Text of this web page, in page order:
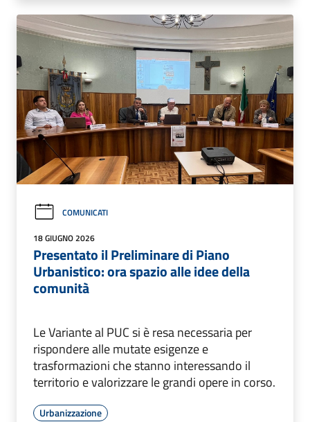
COMUNICATI
18 GIUGNO 2026
Presentato il Preliminare di Piano
Urbanistico: ora spazio alle idee della
comunità
Le Variante al PUC si è resa necessaria per
rispondere alle mutate esigenze e
trasformazioni che stanno interessando il
territorio e valorizzare le grandi opere in corso.
Urbanizzazione